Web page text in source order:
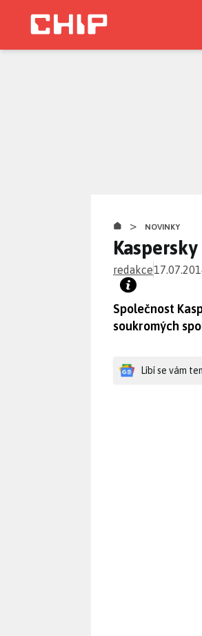
> NOVINKY
redakce
Společnost
soukromých
Líbí se vám